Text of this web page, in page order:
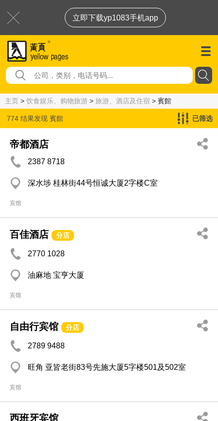
立即下载yp1083手机app
主页 > 饮食娱乐、购物旅游 > 旅游、酒店及住宿 > 賓館
774 结果发现 賓館 已筛选
帝都酒店
2387 8718
深水埗 桂林街44号恒诚大厦2字楼C室
宾馆
百佳酒店 分店
2770 1028
油麻地 宝亨大厦
宾馆
自由行宾馆 分店
2789 9488
旺角 亚皆老街83号先施大厦5字楼501及502室
宾馆
西班牙宾馆